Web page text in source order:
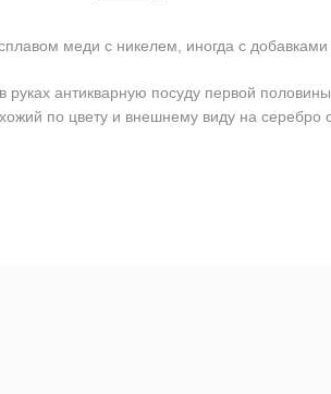
меди с никелем, иногда с добавками
руках антикварную посуду первой
по цвету и внешнему виду на